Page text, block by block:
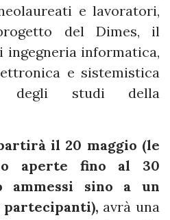
e lavoratori,
del Dimes, il
ingegneria informatica,
e sistemistica
degli studi della
il 20 maggio (le
aperte fino al 30
ammessi sino a un
partecipanti), avrà una